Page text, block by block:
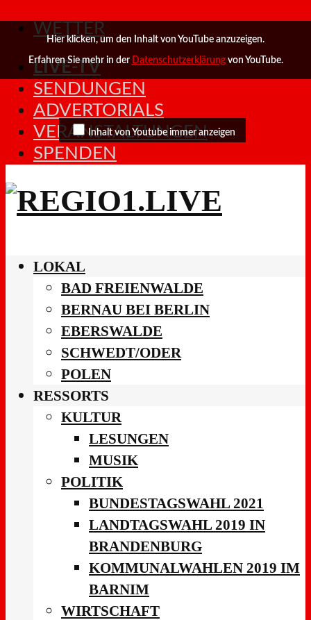
WETTER
LIVE-TV
SENDUNGEN
ADVERTORIALS
VERANSTALTUNGEN
SPENDEN
LOKAL
BAD FREIENWALDE
BERNAU BEI BERLIN
EBERSWALDE
SCHWEDT/ODER
POLEN
RESSORTS
KULTUR
LESUNGEN
MUSIK
POLITIK
BUNDESTAGSWAHL 2021
LANDTAGSWAHL 2019 IN
BRANDENBURG
KOMMUNALWAHLEN 2019 IM
BARNIM
WIRTSCHAFT
Hier klicken, um den Inhalt von YouTube anzuzeigen.
Erfahren Sie mehr in der Datenschutzerklärungvon YouTube.
Inhalt von Youtube immer anzeigen